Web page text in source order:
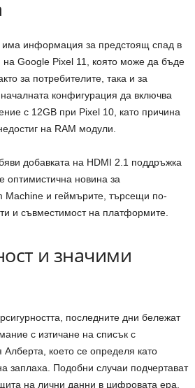
информация за предстоящ спад в
на Google Pixel 11, която може да бъде
за потребителите, така и за
конфигурация да включва
с 12GB при Pixel 10, като причина
на RAM модули.
добавката на HDMI 2.1 поддръжка
оптимистична новина за
Machine и геймърите, търсещи по-
и съвместимост на платформите.
и значими
последните дни бележат
с изтичане на списък с
Алберта, което се определя като
заплаха. Подобни случаи подчертават
на лични данни в цифровата ера.